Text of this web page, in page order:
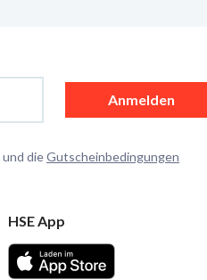
Anmelden
und dieGutscheinbedingungen
HSE App